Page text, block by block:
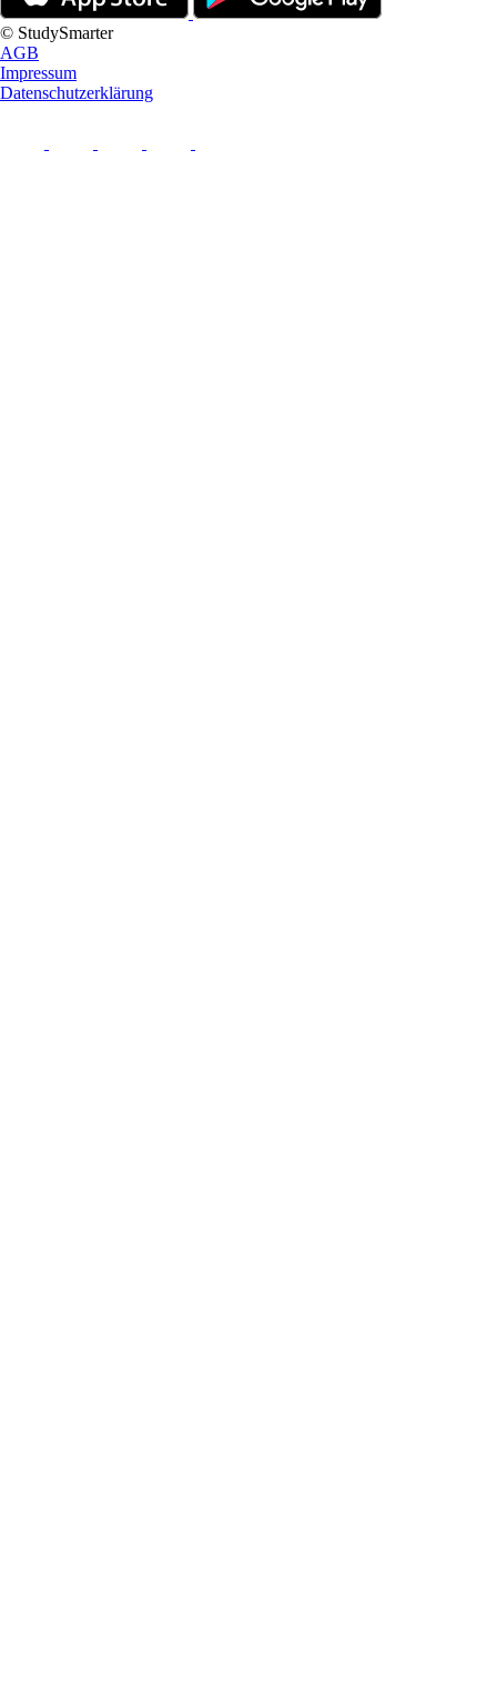
© StudySmarter
AGB
Impressum
Datenschutzerklärung